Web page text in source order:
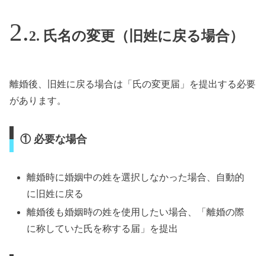
2. 氏名の変更（旧姓に戻る場合）
離婚後、旧姓に戻る場合は「氏の変更届」を提出する必要
があります。
① 必要な場合
離婚時に婚姻中の姓を選択しなかった場合、自動的
に旧姓に戻る
離婚後も婚姻時の姓を使用したい場合、「離婚の際
に称していた氏を称する届」を提出